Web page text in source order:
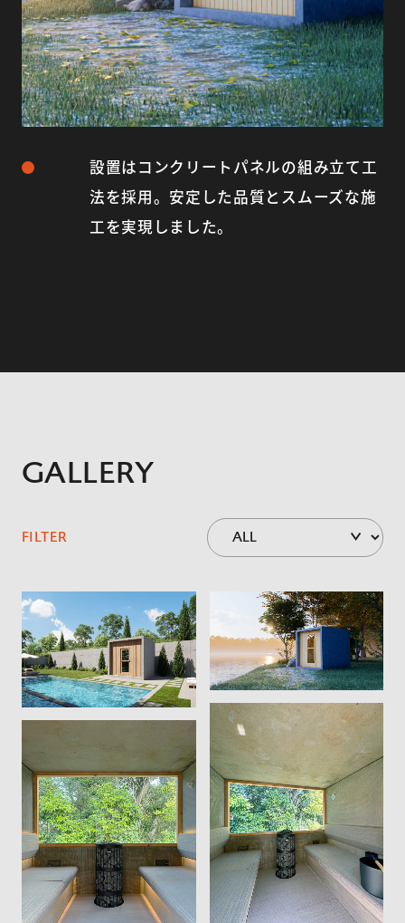
設置はコンクリートパネルの組み立て工
法を採用。安定した品質とスムーズな施
工を実現しました。
GALLERY
FILTER